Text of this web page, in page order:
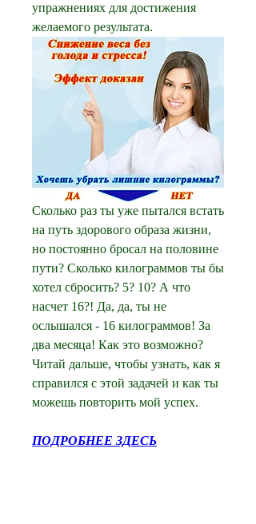
упражнениях для достижения
желаемого результата.
Сколько раз ты уже пытался встать
на путь здорового образа жизни,
но постоянно бросал на половине
пути? Сколько килограммов ты бы
хотел сбросить? 5? 10? А что
насчет 16?! Да, да, ты не
ослышался - 16 килограммов! За
два месяца! Как это возможно?
Читай дальше, чтобы узнать, как я
справился с этой задачей и как ты
можешь повторить мой успех.
ПОДРОБНЕЕ ЗДЕСЬ